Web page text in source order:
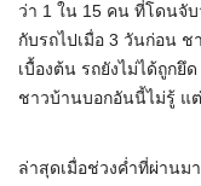
ว่า 1 ใน 15 คน ที่โดนจั
กับรถไปเมื่อ 3 วันก่อน ช
เบื้องต้น รถยังไม่ได้ถูกยึ
ชาวบ้านบอกอันนี้ไม่รู้ แ
ล่าสุดเมื่อช่วงค่ำที่ผ่านม